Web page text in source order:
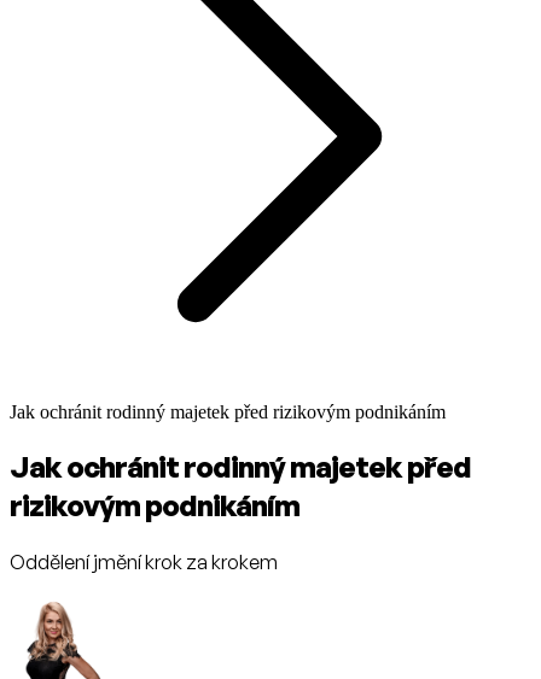
Jak ochránit rodinný majetek před rizikovým podnikáním
Jak ochránit rodinný majetek před
rizikovým podnikáním
Oddělení jmění krok za krokem